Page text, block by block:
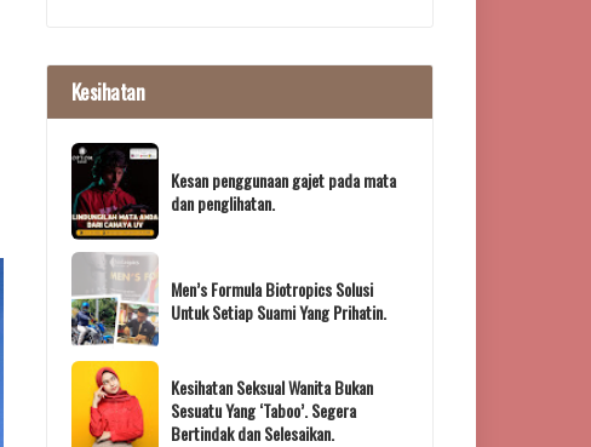
Kesihatan
Kesan penggunaan gajet pada mata
dan penglihatan.
Men’s Formula Biotropics Solusi
Untuk Setiap Suami Yang Prihatin.
Kesihatan Seksual Wanita Bukan
Sesuatu Yang ‘Taboo’. Segera
Bertindak dan Selesaikan.